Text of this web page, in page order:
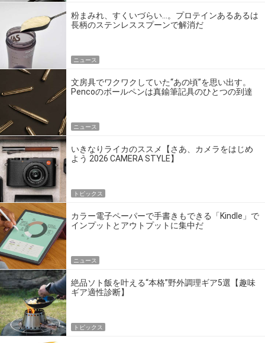
粉まみれ、すくいづらい…。プロテインあるあるは
長柄のステンレススプーンで解消だ
ニュース
文房具でワクワクしていた“あの頃”を思い出す。
Pencoのボールペンは真鍮筆記具のひとつの到達
ニュース
いきなりライカのススメ【さあ、カメラをはじめ
よう 2026 CAMERA STYLE】
トピックス
カラー電子ペーパーで手書きもできる「Kindle」で
インプットとアウトプットに集中だ
ニュース
絶品ソト飯を叶える“本格”野外調理ギア5選【趣味
ギア適性診断】
トピックス